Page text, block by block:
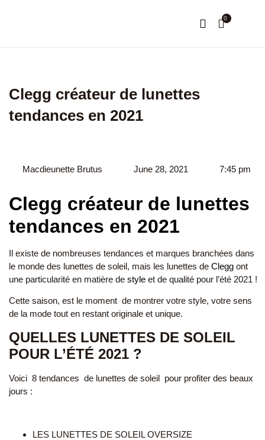
0
Clegg créateur de lunettes
tendances en 2021
Macdieunette Brutus June 28, 2021 7:45 pm
Clegg créateur de lunettes
tendances en 2021
Il existe de nombreuses tendances et marques branchées dans
le monde des lunettes de soleil, mais les lunettes de Clegg ont
une particularité en matière de style et de qualité pour l’été 2021 !
Cette saison, est le moment de montrer votre style, votre sens
de la mode tout en restant originale et unique.
QUELLES LUNETTES DE SOLEIL
POUR L’ÉTÉ 2021 ?
Voici 8 tendances de lunettes de soleil pour profiter des beaux
jours :
LES LUNETTES DE SOLEIL OVERSIZE